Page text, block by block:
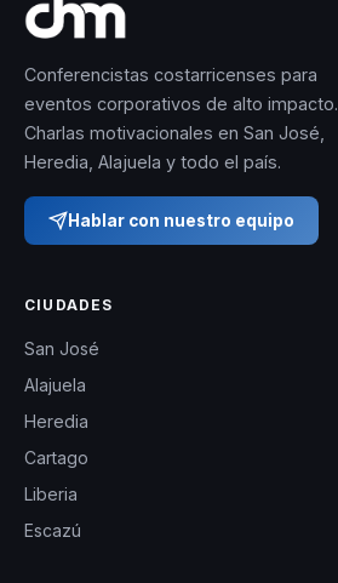
Conferencistas costarricenses para
eventos corporativos de alto impacto.
Charlas motivacionales en San José,
Heredia, Alajuela y todo el país.
Hablar con nuestro equipo
CIUDADES
San José
Alajuela
Heredia
Cartago
Liberia
Escazú